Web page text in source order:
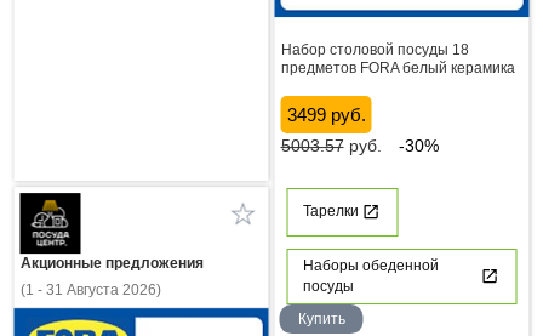
Набор столовой посуды 18
предметов FORA белый керамика
3499 руб.
5003.57руб. -30%
Тарелки
Наборы обеденной
посуды
Купить
Акционные предложения
(1 - 31 Августа 2026)